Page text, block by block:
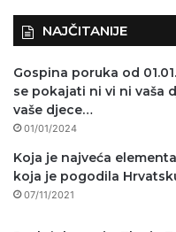
NAJČITANIJE
Gospina poruka od
se pokajati ni vi ni vaša
vaše djece…
01/01/2024
Koja je najveća
koja je pogodila
07/11/2021